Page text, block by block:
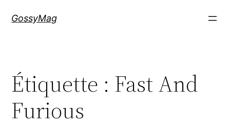
GossyMag
Étiquette : Fast And
Furious